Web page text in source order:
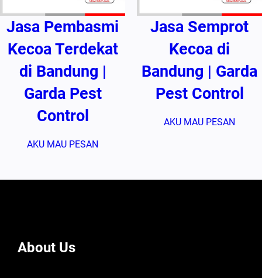
Jasa Pembasmi
Kecoa Terdekat
di Bandung |
Garda Pest
Control
AKU MAU PESAN
Jasa Semprot
Kecoa di
Bandung | Garda
Pest Control
AKU MAU PESAN
About Us